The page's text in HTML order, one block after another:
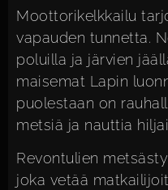
Moottorikelkkailu
vapauden tunnetta.
poluilla ja järvien
maisemat Lapin
puolestaan on
metsiä ja nauttia
Revontulien
joka vetää